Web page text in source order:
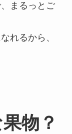
まるっとご
れるから、
物？